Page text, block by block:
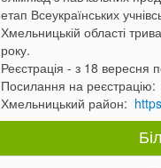
етап Всеукраїнських
Хмельницькій області
року.
Реєстрація - з 18 вересня
Посилання на реєстрацію:
Хмельницький район: